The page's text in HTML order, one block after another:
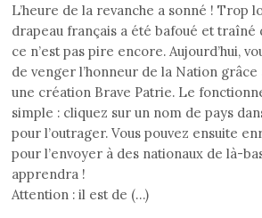
L’heure de la revanche a sonné ! Trop
drapeau français a été bafoué et traîné
ce n’est pas pire encore. Aujourd’hui,
de venger l’honneur de la Nation
une création Brave Patrie. Le
simple : cliquez sur un nom de pays
pour l’outrager. Vous pouvez ensuite
pour l’envoyer à des nationaux de là-
apprendra !
Attention : il est de (…)